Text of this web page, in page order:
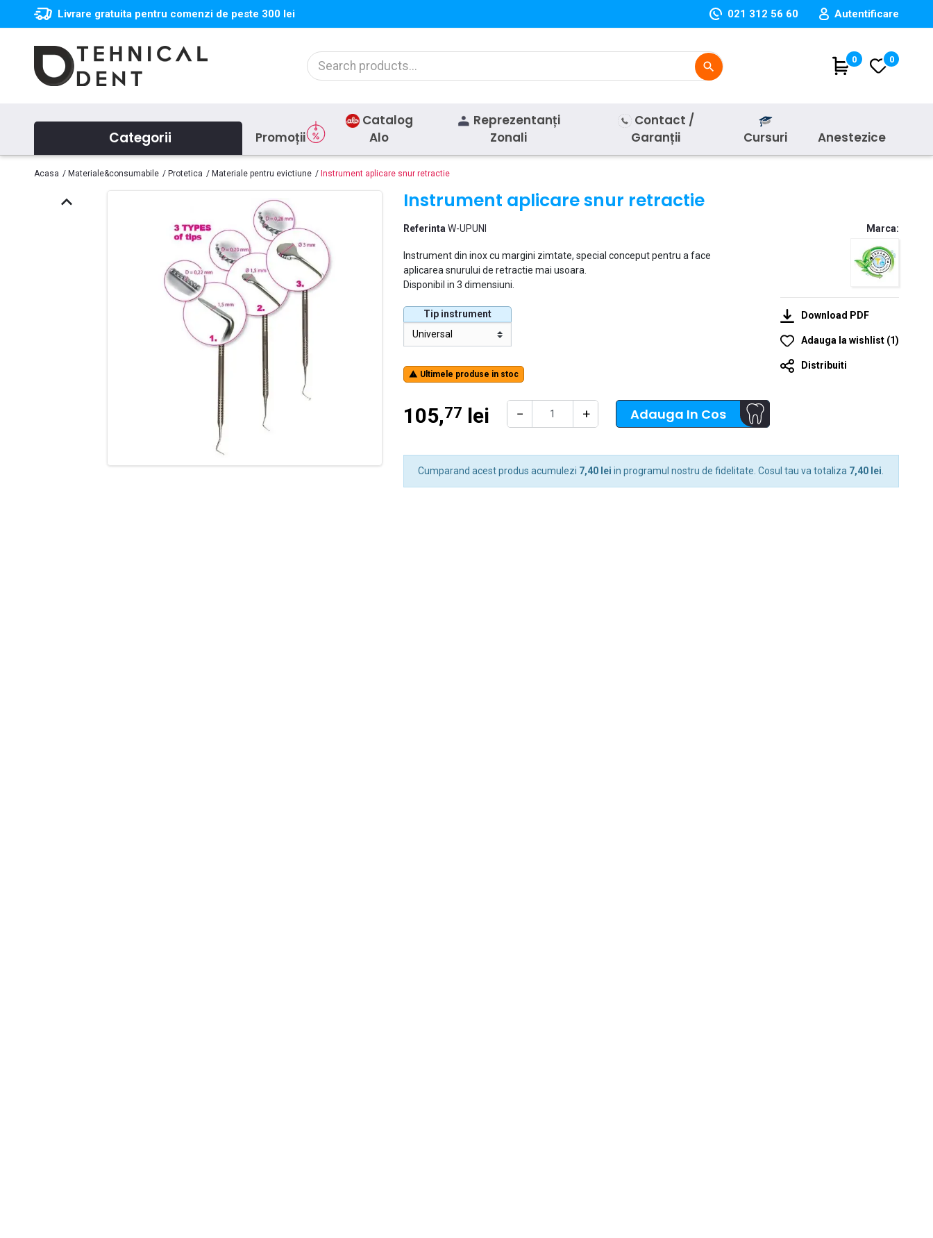
Livrare gratuita pentru comenzi de peste 300 lei 021 312 56 60 Autentificare
search
0) 0
Categorii Promoții
Catalog
Alo
Reprezentanți
Zonali
Contact /
Garanții
Cursuri Anestezice
Acasa Materiale&consumabile Protetica Materiale pentru evictiune Instrument aplicare snur retractie
 Instrument aplicare snur retractie
Marca:
Download PDF
Adauga la wishlist (1)
Distribuiti
Referinta W-UPUNI
Instrument din inox cu margini zimtate, special conceput pentru a face
aplicarea snurului de retractie mai usoara.
Disponibil in 3 dimensiuni.
Tip instrument
 Ultimele produse in stoc
105,77 lei − + Adauga In Cos
Cumparand acest produs acumulezi 7,40 lei in programul nostru de fidelitate. Cosul tau va totaliza 7,40 lei